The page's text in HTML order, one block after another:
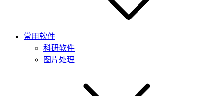
常用软件
科研软件
图片处理